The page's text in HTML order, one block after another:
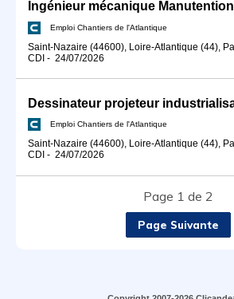
Emploi Chantiers de l'Atlantique
Saint-Nazaire (44600), Loire-Atlantique (44),
CDI - 24/07/2026
Emploi Chantiers de l'Atlantique
Saint-Nazaire (44600), Loire-Atlantique (44),
CDI - 24/07/2026
Page 1 de 2
Page Suivante